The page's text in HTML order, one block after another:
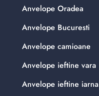
Anvelope Oradea
Anvelope Bucuresti
Anvelope camioane
Anvelope ieftine vara
Anvelope ieftine iarna